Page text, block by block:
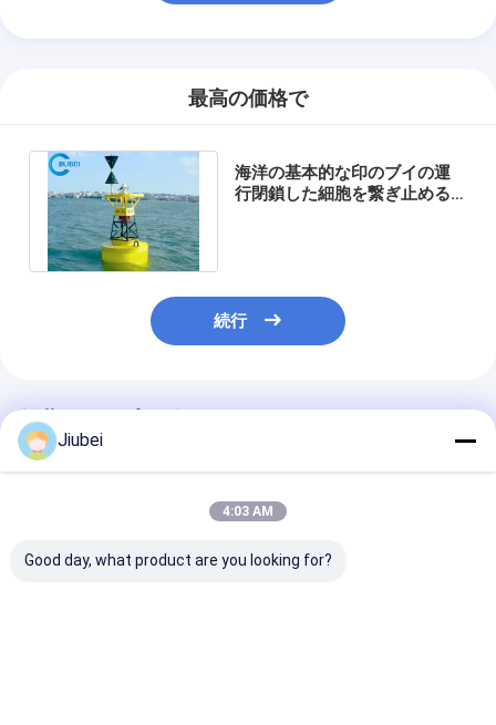
最高の価格で
海洋の基本的な印のブイの運
行閉鎖した細胞を繋ぎ止める
続行
推薦されたプロダクト
Jiubei
4:03 AM
Good day, what product are you looking for?